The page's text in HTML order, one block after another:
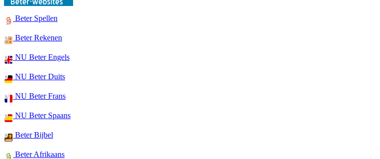
Beter Spellen
Beter Rekenen
NU Beter Engels
NU Beter Duits
NU Beter Frans
NU Beter Spaans
Beter Bijbel
Beter Afrikaans